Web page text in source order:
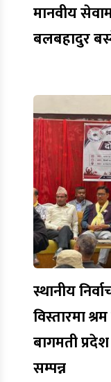
मानवीय
बलबहादुर
स्थानीय
विस्तारमा
बागमती
सम्पन्न